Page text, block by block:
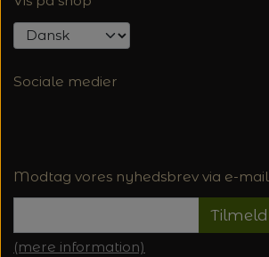
Sociale medier
Modtag vores nyhedsbrev via e-mail
Tilmeld
(mere information)